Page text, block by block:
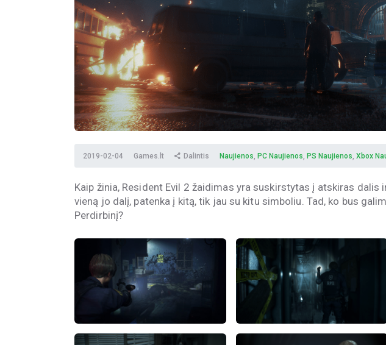
2019-02-04 Games.lt Dalintis Naujienos, PC Naujienos, PS Naujienos, Xbox
Kaip žinia, Resident Evil 2 žaidimas yra suskirstytas į atskiras dalis
vieną jo dalį, patenka į kitą, tik jau su kitu simboliu. Tad, ko bus
Perdirbinį?